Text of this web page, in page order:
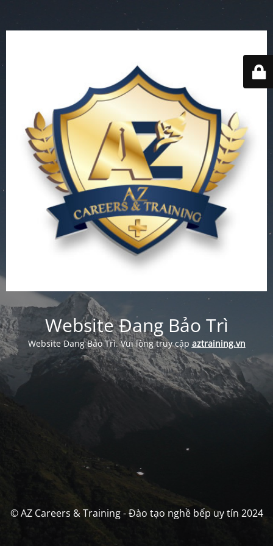
Website Đang Bảo Trì
Website Đang Bảo Trì. Vui lòng truy cập aztraining.vn
© AZ Careers & Training - Đào tạo nghề bếp uy tín 2024